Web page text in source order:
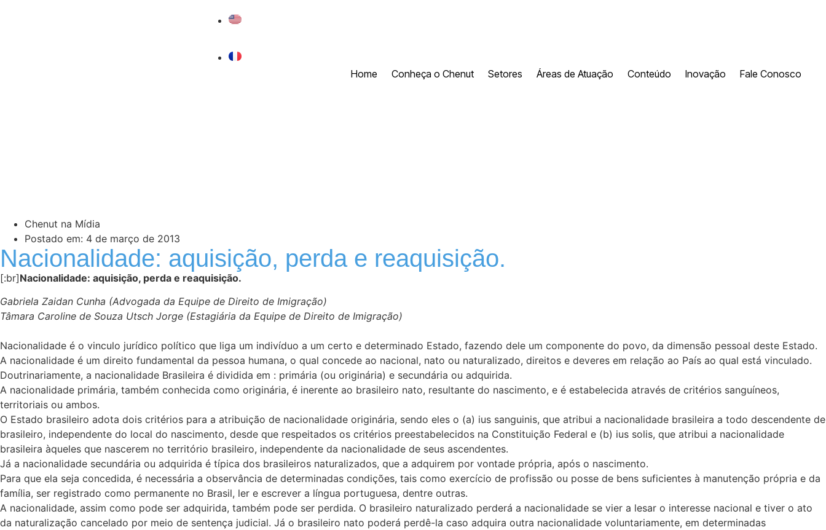
Home Conheça o Chenut Setores Áreas de Atuação Conteúdo Inovação Fale Conosco
Chenut na Mídia
Postado em: 4 de março de 2013
Nacionalidade: aquisição, perda e reaquisição.
[:br]Nacionalidade: aquisição, perda e reaquisição.
Gabriela Zaidan Cunha (Advogada da Equipe de Direito de Imigração)
Tâmara Caroline de Souza Utsch Jorge (Estagiária da Equipe de Direito de Imigração)
Nacionalidade é o vinculo jurídico político que liga um indivíduo a um certo e determinado Estado, fazendo dele um componente do povo, da dimensão pessoal deste Estado.
A nacionalidade é um direito fundamental da pessoa humana, o qual concede ao nacional, nato ou naturalizado, direitos e deveres em relação ao País ao qual está vinculado.
Doutrinariamente, a nacionalidade Brasileira é dividida em : primária (ou originária) e secundária ou adquirida.
A nacionalidade primária, também conhecida como originária, é inerente ao brasileiro nato, resultante do nascimento, e é estabelecida através de critérios sanguíneos,
territoriais ou ambos.
O Estado brasileiro adota dois critérios para a atribuição de nacionalidade originária, sendo eles o (a) ius sanguinis, que atribui a nacionalidade brasileira a todo descendente de
brasileiro, independente do local do nascimento, desde que respeitados os critérios preestabelecidos na Constituição Federal e (b) ius solis, que atribui a nacionalidade
brasileira àqueles que nascerem no território brasileiro, independente da nacionalidade de seus ascendentes.
Já a nacionalidade secundária ou adquirida é típica dos brasileiros naturalizados, que a adquirem por vontade própria, após o nascimento.
Para que ela seja concedida, é necessária a observância de determinadas condições, tais como exercício de profissão ou posse de bens suficientes à manutenção própria e da
família, ser registrado como permanente no Brasil, ler e escrever a língua portuguesa, dentre outras.
A nacionalidade, assim como pode ser adquirida, também pode ser perdida. O brasileiro naturalizado perderá a nacionalidade se vier a lesar o interesse nacional e tiver o ato
da naturalização cancelado por meio de sentença judicial. Já o brasileiro nato poderá perdê-la caso adquira outra nacionalidade voluntariamente, em determinadas